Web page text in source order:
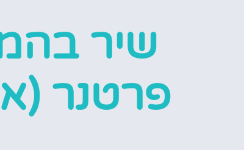
שיר
פרטנר